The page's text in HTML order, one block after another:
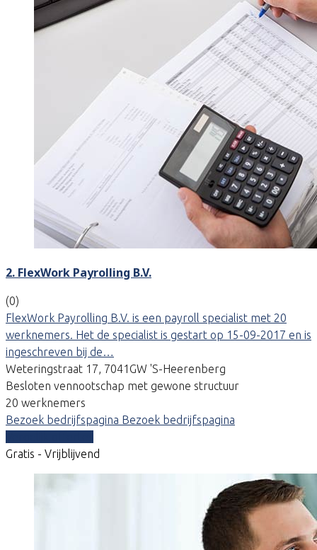
2. FlexWork Payrolling B.V.
(0)
FlexWork Payrolling B.V. is een payroll specialist met 20
werknemers. Het de specialist is gestart op 15-09-2017 en is
ingeschreven bij de…
Weteringstraat 17, 7041GW 'S-Heerenberg
Besloten vennootschap met gewone structuur
20 werknemers
Bezoek bedrijfspagina Bezoek bedrijfspagina
Gratis - Vrijblijvend